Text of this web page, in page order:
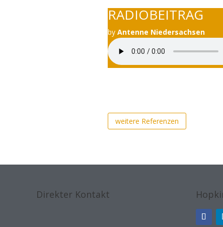
RADIOBEITRAG
byAntenne Niedersachsen
weitere Referenzen
Direkter Kontakt